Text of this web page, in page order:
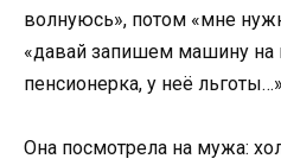
волнуюсь», потом «мне
«давай запишем машину
пенсионерка, у неё льготы…»
Она посмотрела на мужа: